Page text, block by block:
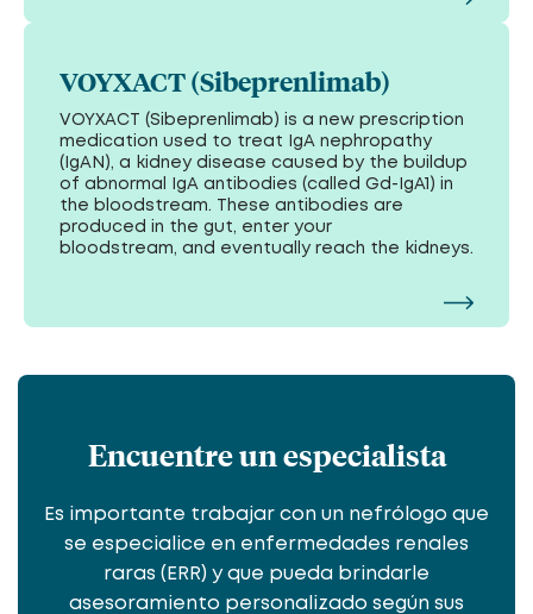
VOYXACT (Sibeprenlimab)
VOYXACT (Sibeprenlimab) is a new prescription
medication used to treat IgA nephropathy
(IgAN), a kidney disease caused by the buildup
of abnormal IgA antibodies (called Gd-IgA1) in
the bloodstream. These antibodies are
produced in the gut, enter your
bloodstream, and eventually reach the kidneys.
Encuentre un especialista
Es importante trabajar con un nefrólogo que
se especialice en enfermedades renales
raras (ERR) y que pueda brindarle
asesoramiento personalizado según sus